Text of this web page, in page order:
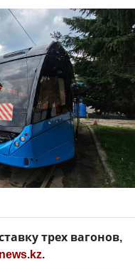
трех вагонов,
.